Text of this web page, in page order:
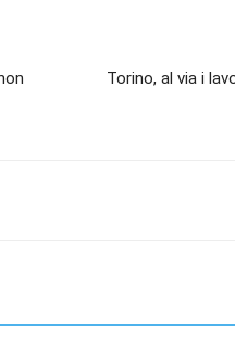
Torino, al via i